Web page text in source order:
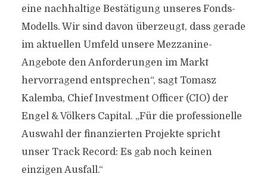
eine nachhaltige Bestätigung unseres Fonds-
Modells. Wir sind davon überzeugt, dass gerade
im aktuellen Umfeld unsere Mezzanine-
Angebote den Anforderungen im Markt
hervorragend entsprechen“, sagt Tomasz
Kalemba, Chief Investment Officer (CIO) der
Engel & Völkers Capital. „Für die professionelle
Auswahl der finanzierten Projekte spricht
unser Track Record: Es gab noch keinen
einzigen Ausfall.“